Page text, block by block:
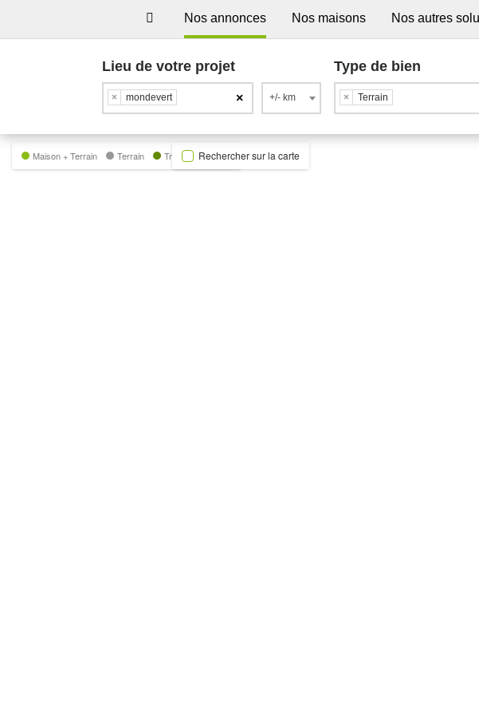
Nos annonces Nos maisons Nos autres
Lieu de votre projet
×
× mondevert +/- km
Type de bien
× Terrain
Maison + Terrain Terrain Trecobat GreenRechercher sur la carte